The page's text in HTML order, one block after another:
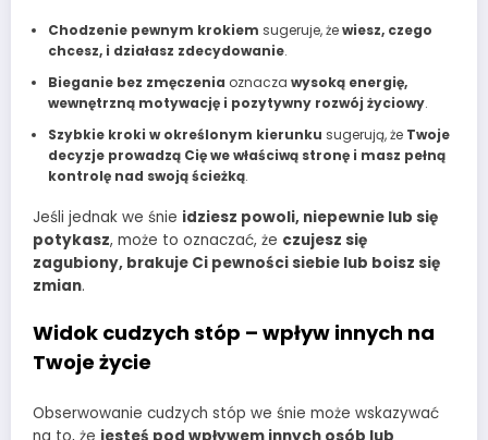
Chodzenie pewnym krokiem sugeruje, żewiesz, czego
chcesz, i działasz zdecydowanie.
Bieganie bez zmęczenia oznacza wysoką energię,
wewnętrzną motywację i pozytywny rozwój życiowy.
Szybkie kroki w określonym kierunku sugerują, że Twoje
decyzje prowadzą Cię we właściwą stronę i masz pełną
kontrolę nad swoją ścieżką.
Jeśli jednak we śnie idziesz powoli, niepewnie lub się
potykasz, może to oznaczać, że czujesz się
zagubiony, brakuje Ci pewności siebie lub boisz się
zmian.
Widok cudzych stóp – wpływ innych na
Twoje życie
Obserwowanie cudzych stóp we śnie może wskazywać